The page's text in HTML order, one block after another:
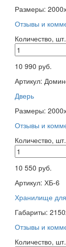
Размеры:
Отзывы и
Количество, шт.
10 990 руб.
Артикул:
Дверь
Размеры:
Отзывы и
Количество, шт.
10 550 руб.
Артикул: ХБ-6
Хранилище
Габариты:
Отзывы и
Количество, шт.